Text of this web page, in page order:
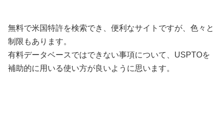
無料で米国特許を検索でき、便利なサイトですが、色々と
制限もあります。
有料データベースではできない事項について、USPTOを
補助的に用いる使い方が良いように思います。